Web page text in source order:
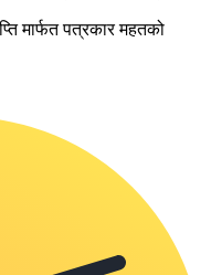
मार्फत पत्रकार महतको